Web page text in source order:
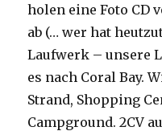
holen eine Foto CD
ab (… wer hat
Laufwerk – unsere
es nach Coral Bay.
Strand, Shopping
Campground.2CV